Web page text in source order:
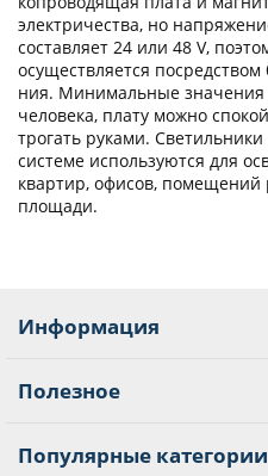
электричества, но
составляет 24 или 48 V,
осуществляется посредством
ния. Минимальные
человека, плату можно
трогать руками.
системе используются для
квартир, офисов, помещений
площади.
Информация
Полезное
Популярные категории